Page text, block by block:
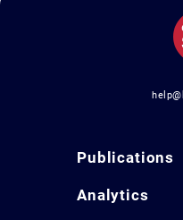
Publications
Analytics